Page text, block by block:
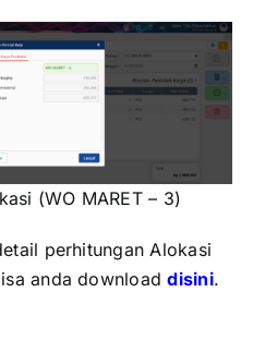
(WO MARET – 3)
perhitungan Alokasi
anda downloaddisini.